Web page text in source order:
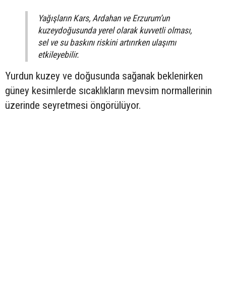
Yağışların Kars, Ardahan ve Erzurum’un
kuzeydoğusunda yerel olarak kuvvetli olması,
sel ve su baskını riskini artırırken ulaşımı
etkileyebilir.
Yurdun kuzey ve doğusunda sağanak beklenirken
güney kesimlerde sıcaklıkların mevsim normallerinin
üzerinde seyretmesi öngörülüyor.